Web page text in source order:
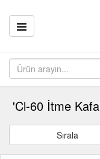
'Cl-60 İtme
Sırala